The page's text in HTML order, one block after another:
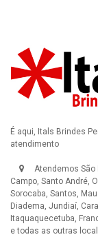
É aqui, Itals Brindes
atendimento
Atendemos São
Campo, Santo André,
Sorocaba, Santos,
Diadema, Jundiaí,
Itaquaquecetuba,
e todas as outras